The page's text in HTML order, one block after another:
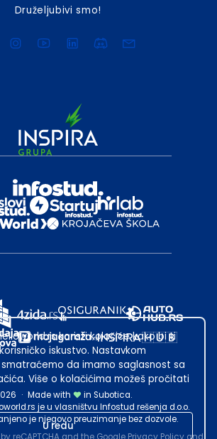
Druželjubivi smo!
· Made with
in Subotica.
je u vlasništvu Infostud rešenja d.o.o.
je njegovo preuzimanje bez dozvole.
koristi kolačiće kako bi ti
iskustvo. Nastavkom
da imamo saglasnost sa
Više o kolačićima možeš pročitati
U redu